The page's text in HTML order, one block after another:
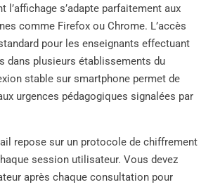
l’affichage s’adapte parfaitement aux
comme Firefox ou Chrome. L’accès
pour les enseignants effectuant
dans plusieurs établissements du
stable sur smartphone permet de
urgences pédagogiques signalées par
repose sur un protocole de chiffrement
session utilisateur. Vous devez
après chaque consultation pour